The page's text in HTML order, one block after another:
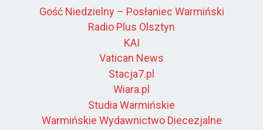
Gość Niedzielny – Posłaniec Warmiński
Radio Plus Olsztyn
KAI
Vatican News
Stacja7.pl
Wiara.pl
Studia Warmińskie
Warmińskie Wydawnictwo Diecezjalne